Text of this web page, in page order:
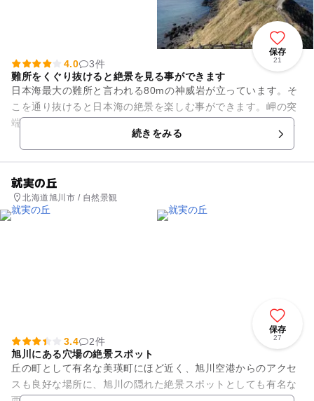
保存
21
4.0
3件
難所をくぐり抜けると絶景を見る事ができます
日本海最大の難所と言われる80mの神威岩が立っています。そ
こを通り抜けると日本海の絶景を楽しむ事ができます。岬の突
端に行く道には素晴らしい植物が咲いています。初夏のエゾカ
続きをみる
就実の丘
北海道旭川市 / 自然景観
保存
27
3.4
2件
旭川にある穴場の絶景スポット
丘の町として有名な美瑛町にほど近く、旭川空港からのアクセ
スも良好な場所に、旭川の隠れた絶景スポットとしても有名な